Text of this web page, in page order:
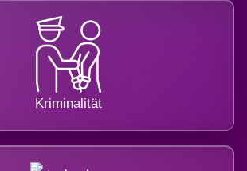
Kriminalität